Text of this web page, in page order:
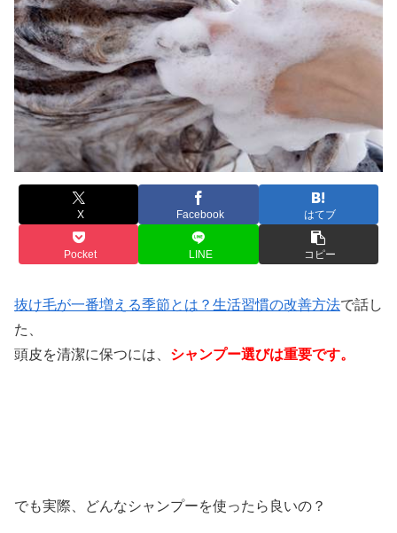
X Facebook はてブ
Pocket LINE コピー
抜け毛が一番増える季節とは？生活習慣の改善方法で話し
た、
頭皮を清潔に保つには、 シャンプー選びは重要です。
でも実際、どんなシャンプーを使ったら良いの？